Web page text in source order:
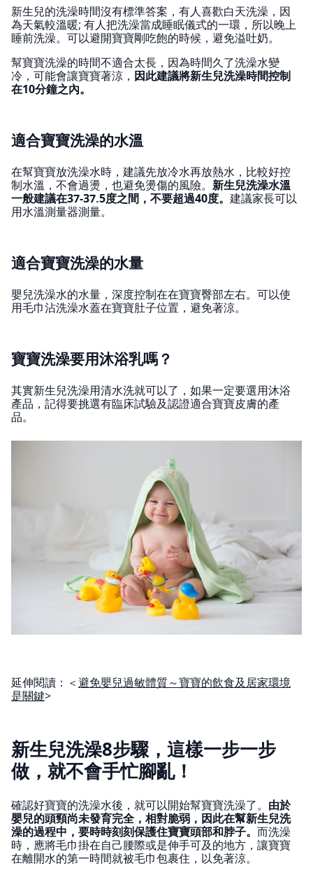
新生兒的洗澡時間沒有標準答案，有人喜歡白天洗澡，因
為天氣較溫暖; 有人把洗澡當成睡眠儀式的一環，所以晚上
睡前洗澡。可以避開寶寶剛吃飽的時候，避免溢吐奶。
幫寶寶洗澡的時間不適合太長，因為時間久了洗澡水變
冷，可能會讓寶寶著涼， 因此建議將新生兒洗澡時間控制
在10分鐘之內。
適合寶寶洗澡的水溫
在幫寶寶放洗澡水時，建議先放冷水再放熱水，比較好控
制水溫，不會過燙，也避免燙傷的風險。 新生兒洗澡水溫
一般建議在37-37.5度之間，不要超過40度。 建議家長可以
用水溫測量器測量。
適合寶寶洗澡的水量
嬰兒洗澡水的水量，深度控制在在寶寶臀部左右。可以使
用毛巾沾洗澡水蓋在寶寶肚子位置，避免著涼。
寶寶洗澡要用沐浴乳嗎？
其實新生兒洗澡用清水洗就可以了，如果一定要選用沐浴
產品，記得要挑選有臨床試驗及認證適合寶寶皮膚的產
品。
延伸閱讀：＜避免嬰兒過敏體質～寶寶的飲食及居家環境
是關鍵>
新生兒洗澡8步驟，這樣一步一步
做，就不會手忙腳亂！
確認好寶寶的洗澡水後，就可以開始幫寶寶洗澡了。 由於
嬰兒的頭頸尚未發育完全，相對脆弱，因此在幫新生兒洗
澡的過程中，要時時刻刻保護住寶寶頭部和脖子。 而洗澡
時，應將毛巾掛在自己腰際或是伸手可及的地方，讓寶寶
在離開水的第一時間就被毛巾包裹住，以免著涼。